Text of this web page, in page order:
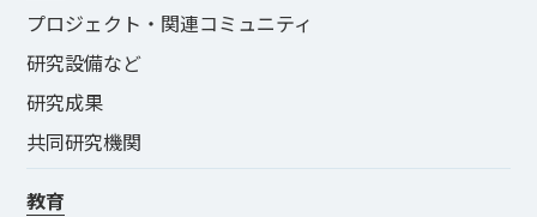
プロジェクト・関連コミュニティ
研究設備など
研究成果
共同研究機関
教育